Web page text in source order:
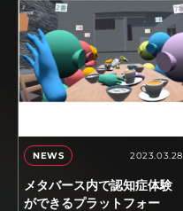
NEWS 2023.03.28
メタバース内で認知症体験
ができるプラットフォー